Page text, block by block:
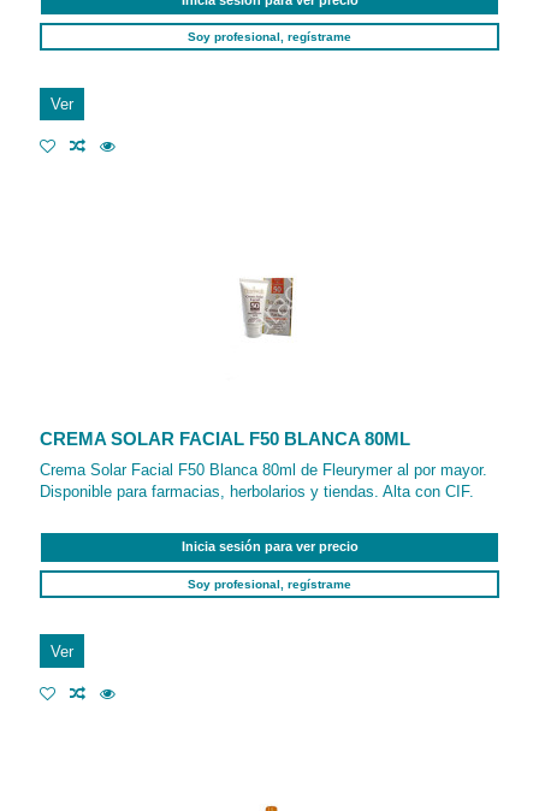
Soy profesional, regístrame
Ver
CREMA SOLAR FACIAL F50 BLANCA 80ML
Crema Solar Facial F50 Blanca 80ml de Fleurymer al por mayor.
Disponible para farmacias, herbolarios y tiendas. Alta con CIF.
Inicia sesión para ver precio
Soy profesional, regístrame
Ver